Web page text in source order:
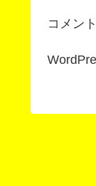
コメン